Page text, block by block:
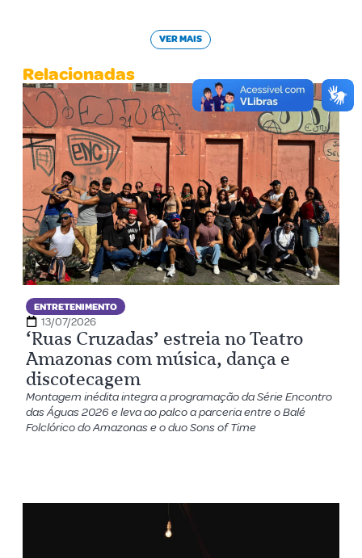
VER MAIS
Relacionadas
ENTRETENIMENTO
13/07/2026
‘Ruas Cruzadas’ estreia no Teatro
Amazonas com música, dança e
discotecagem
Montagem inédita integra a programação da Série Encontro
das Águas 2026 e leva ao palco a parceria entre o Balé
Folclórico do Amazonas e o duo Sons of Time